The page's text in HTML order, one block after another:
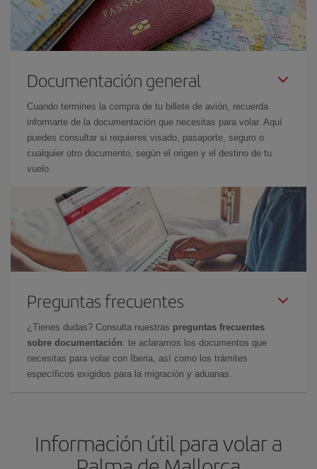
Documentación general
Cuando termines la compra de tu billete de avión, recuerda
informarte de la documentación que necesitas para volar. Aquí
puedes consultar si requieres visado, pasaporte, seguro o
cualquier otro documento, según el origen y el destino de tu
vuelo.
Preguntas frecuentes
¿Tienes dudas? Consulta nuestras preguntas frecuentes
sobre documentación: te aclaramos los documentos que
necesitas para volar con Iberia, así como los trámites
específicos exigidos para la migración y aduanas.
Información útil para volar a